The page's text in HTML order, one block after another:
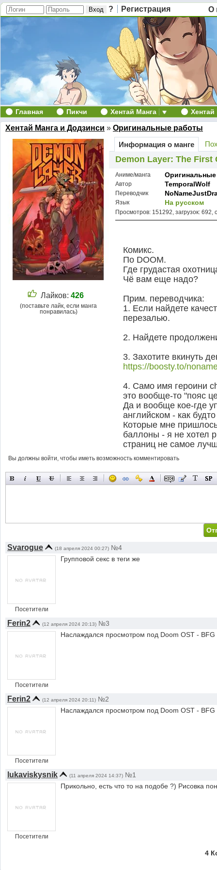
? Регистрация О
Главная Пикчи Хентай Манга
Хентай Манга и Додзинси » Оригинальные работы
Лайков: 426
(поставьте лайк, если манга
понравилась)
Информация о манге
Demon Layer: The
Аниме/манга
Автор TemporalWolf
Переводчик
Язык На русском
Просмотров: 151292, загрузок: 692,
Комикс.
По DOOM.
Где грудастая
Чё вам еще надо?
Прим. переводчика:
1. Если найдете
перезалью.
2. Найдете
3. Захотите вкинуть
https://boosty.to/
4. Само имя героини
это вообще-то "пояс
Да и вообще кое-где
английском - как
Которые мне
баллоны - я не хотел
страниц не самое
Вы должны войти, чтобы иметь возможность комментировать
Svarogue (18 апреля 2024 00:27) №4
Посетители
Групповой секс в теги же
Ferin2 (12 апреля 2024 20:13) №3
Посетители
Наслаждался просмотром под Doom OST - BFG
Ferin2 (12 апреля 2024 20:11) №2
Посетители
Наслаждался просмотром под Doom OST - BFG
lukaviskysnik (11 апреля 2024 14:37) №1
Посетители
Прикольно, есть что то на подобе ?) Рисовка
4